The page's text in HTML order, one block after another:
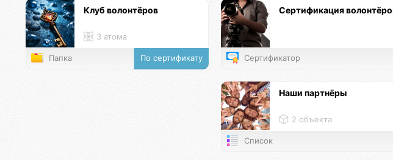
Клуб волонтёров
3 атома
Папка По сертификату
Сертификация
Сертификатор
Наши партнёры
2 объекта
Список